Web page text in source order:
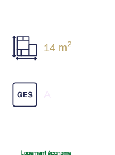
14 m2